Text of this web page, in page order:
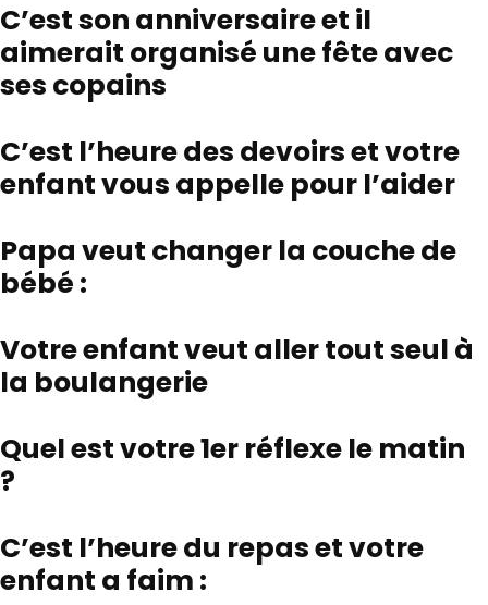
C’est son anniversaire et il
aimerait organisé une fête avec
ses copains
C’est l’heure des devoirs et votre
enfant vous appelle pour l’aider
Papa veut changer la couche de
bébé :
Votre enfant veut aller tout seul à
la boulangerie
Quel est votre 1er réflexe le matin
?
C’est l’heure du repas et votre
enfant a faim :